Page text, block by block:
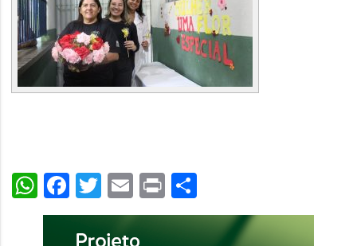
WhatsApp
Facebook
Twitter
Email
PrintShare